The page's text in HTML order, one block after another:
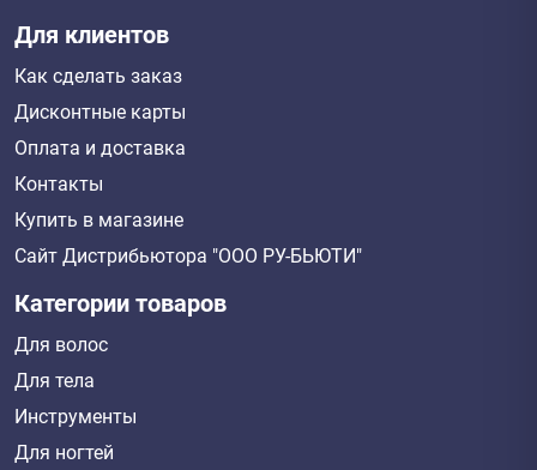
Для клиентов
Как сделать заказ
Дисконтные карты
Оплата и доставка
Контакты
Купить в магазине
Сайт Дистрибьютора "ООО РУ-БЬЮТИ"
Категории товаров
Для волос
Для тела
Инструменты
Для ногтей